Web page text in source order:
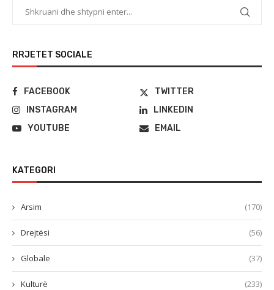
RRJETET SOCIALE
FACEBOOK
TWITTER
INSTAGRAM
LINKEDIN
YOUTUBE
EMAIL
KATEGORI
Arsim (170)
Drejtësi (56)
Globale (37)
Kulturë (233)